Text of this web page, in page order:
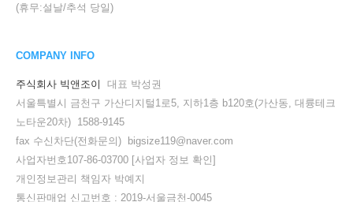
(휴무:설날/추석 당일)
COMPANY INFO
주식회사 빅앤조이
대표 박성권
서울특별시 금천구 가산디지털1로5, 지하1층 b120호(가산동, 대륭테크
노타운20차) 1588-9145
fax 수신차단(전화문의) bigsize119@naver.com
사업자번호107-86-03700 [사업자 정보 확인]
개인정보관리 책임자 박예지
통신판매업 신고번호 : 2019-서울금천-0045